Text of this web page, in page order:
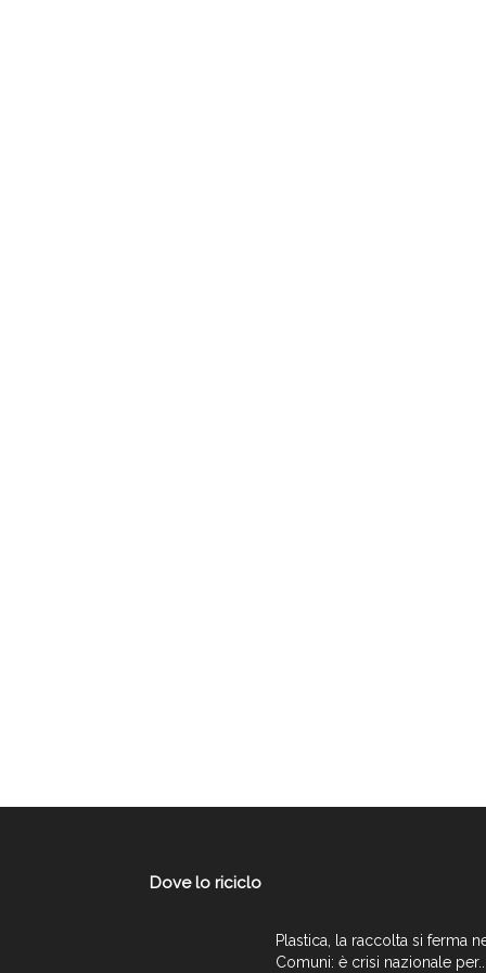
Dove lo riciclo
Plastica, la raccolta si ferma
Comuni: è crisi nazionale